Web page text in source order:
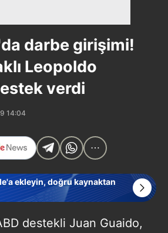
darbe girişimi!
Leopoldo
verdi
14:04
ekleyin, doğru kaynaktan
destekli Juan Guaido,